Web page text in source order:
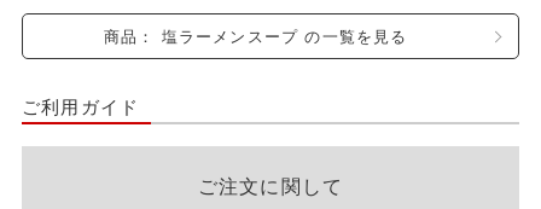
商品： 塩ラーメンスープ の一覧を見る
ご利用ガイド
ご注文に関して